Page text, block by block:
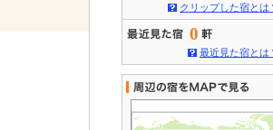
クリップした宿とは
0
最近見た宿とは